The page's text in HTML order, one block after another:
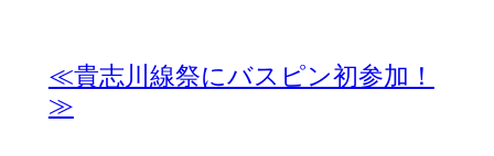
≪貴志川線祭にバスピン初参加！
≫